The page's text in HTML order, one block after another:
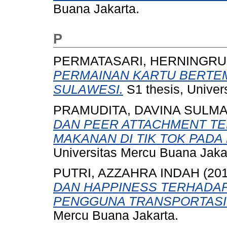
Buana Jakarta.
P
PERMATASARI,
PERMAINAN KARTU
SULAWESI. S1 thesis,
PRAMUDITA, DAVINA SULMA
DAN PEER ATTACHMENT
MAKANAN DI TIK TOK
Universitas Mercu Buana
PUTRI, AZZAHRA INDAH
DAN HAPPINESS
PENGGUNA
Mercu Buana Jakarta.